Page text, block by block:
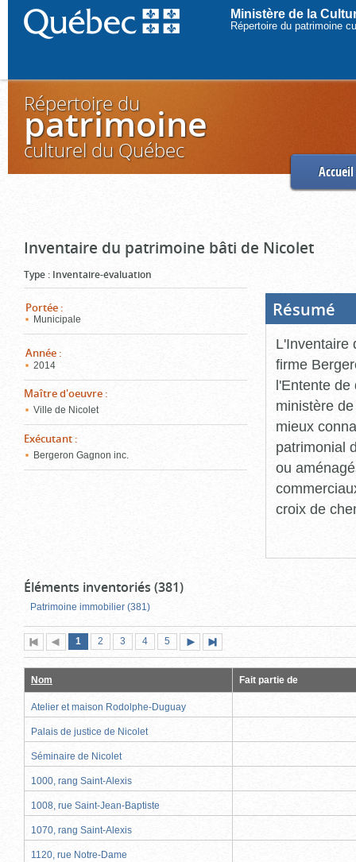
Ministère de la
Répertoire du patrimoine
Répertoire du
patrimoine
culturel du Québec
Accueil
Inventaire du patrimoine bâti de Nicolet
Type : Inventaire-évaluation
Portée :
Municipale
Année :
2014
Maître d'oeuvre :
Ville de Nicolet
Exécutant :
Bergeron Gagnon inc.
Résumé
L'Inventaire
firme
l'Entente de
ministère
mieux
patrimonial
ou
croix de
Éléments inventoriés (381)
Patrimoine immobilier (381)
Première
page
Page
précédente
Page
1 (page
actuelle)
Page
2 Page
3 Page
4 Page
5
suivante
page
Nom Fait partie de
Atelier et maison Rodolphe-Duguay
Palais de justice de Nicolet
Séminaire de Nicolet
1000, rang Saint-Alexis
1008, rue Saint-Jean-Baptiste
1070, rang Saint-Alexis
1120, rue Notre-Dame